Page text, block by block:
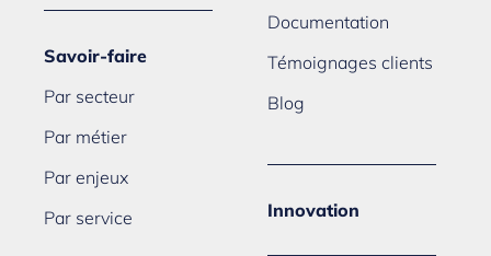
Savoir-faire
Par secteur
Par métier
Par enjeux
Par service
Documentation
Témoignages clients
Blog
Innovation